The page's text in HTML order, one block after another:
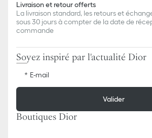
Livraison et retour offerts
La livraison standard, les retours et
sous 30 jours à compter de la date de
commande
Soyez inspiré par l'actualité Dior
E-mail
Valider
Boutiques Dior